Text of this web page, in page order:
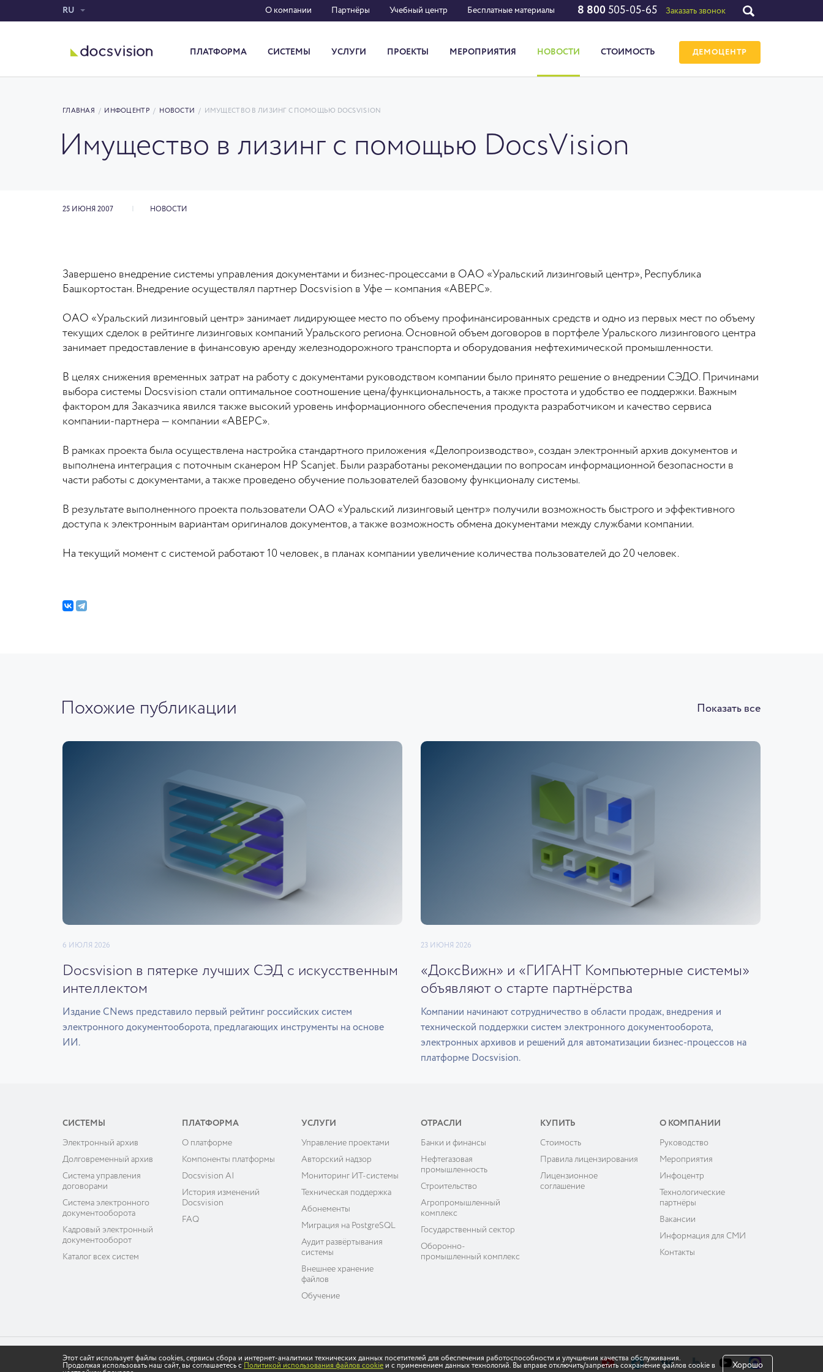
RU О компании Партнёры Учебный центр Бесплатные материалы 8 800 505-05-65 Заказать звонок
ПЛАТФОРМА СИСТЕМЫ УСЛУГИ ПРОЕКТЫ МЕРОПРИЯТИЯ НОВОСТИ СТОИМОСТЬ ДЕМОЦЕНТР
ГЛАВНАЯ / ИНФОЦЕНТР / НОВОСТИ / ИМУЩЕСТВО В ЛИЗИНГ С ПОМОЩЬЮ DOCSVISION
Имущество в лизинг с помощью DocsVision
25 ИЮНЯ 2007 НОВОСТИ
Завершено внедрение системы управления документами и бизнес-процессами в ОАО «Уральский лизинговый центр», Республика
Башкортостан. Внедрение осуществлял партнер Docsvision в Уфе — компания «АВЕРС».
ОАО «Уральский лизинговый центр» занимает лидирующее место по объему профинансированных средств и одно из первых мест по объему
текущих сделок в рейтинге лизинговых компаний Уральского региона. Основной объем договоров в портфеле Уральского лизингового центра
занимает предоставление в финансовую аренду железнодорожного транспорта и оборудования нефтехимической промышленности.
В целях снижения временных затрат на работу с документами руководством компании было принято решение о внедрении СЭДО. Причинами
выбора системы Docsvision стали оптимальное соотношение цена/функциональность, а также простота и удобство ее поддержки. Важным
фактором для Заказчика явился также высокий уровень информационного обеспечения продукта разработчиком и качество сервиса
компании-партнера — компании «АВЕРС».
В рамках проекта была осуществлена настройка стандартного приложения «Делопроизводство», создан электронный архив документов и
выполнена интеграция с поточным сканером HP Scanjet. Были разработаны рекомендации по вопросам информационной безопасности в
части работы с документами, а также проведено обучение пользователей базовому функционалу системы.
В результате выполненного проекта пользователи ОАО «Уральский лизинговый центр» получили возможность быстрого и эффективного
доступа к электронным вариантам оригиналов документов, а также возможность обмена документами между службами компании.
На текущий момент с системой работают 10 человек, в планах компании увеличение количества пользователей до 20 человек.
Похожие публикации Показать все
6 ИЮЛЯ 2026
Docsvision в пятерке лучших СЭД с искусственным
интеллектом
Издание CNews представило первый рейтинг российских систем
электронного документооборота, предлагающих инструменты на основе
ИИ.
23 ИЮНЯ 2026
«ДоксВижн» и «ГИГАНТ Компьютерные системы»
объявляют о старте партнёрства
Компании начинают сотрудничество в области продаж, внедрения и
технической поддержки систем электронного документооборота,
электронных архивов и решений для автоматизации бизнес-процессов на
платформе Docsvision.
СИСТЕМЫ
Электронный архив
Долговременный архив
Система управления
договорами
Система электронного
документооборота
Кадровый электронный
документооборот
Каталог всех систем
ПЛАТФОРМА
О платформе
Компоненты платформы
Docsvision AI
История изменений
Docsvision
FAQ
УСЛУГИ
Управление проектами
Авторский надзор
Мониторинг ИТ-системы
Техническая поддержка
Абонементы
Миграция на PostgreSQL
Аудит развёртывания
системы
Внешнее хранение
файлов
Обучение
ОТРАСЛИ
Банки и финансы
Нефтегазовая
промышленность
Строительство
Агропромышленный
комплекс
Государственный сектор
Оборонно-
промышленный комплекс
КУПИТЬ
Cтоимость
Правила лицензирования
Лицензионное
соглашение
О КОМПАНИИ
Руководство
Мероприятия
Инфоцентр
Технологические
партнёры
Вакансии
Информация для СМИ
Контакты
© 2026 «ДоксВижн»| Политика обработки персональных данных
Этот сайт использует файлы cookies, сервисы сбора и интернет-аналитики технических данных посетителей для обеспечения работоспособности и улучшения качества обслуживания.
Продолжая использовать наш сайт, вы соглашаетесь сПолитикой использования файлов cookie и с применением данных технологий. Вы вправе отключить/запретить сохранение файлов cookie в
Хорошо